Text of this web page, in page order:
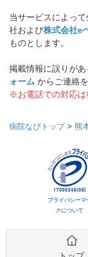
当サービスによっ
社および株式会社e
ものとします。
掲載情報に誤りが
ォーム からご連絡
※お電話での対応は
病院なびトップ> 熊
プライバシーマ
クについて